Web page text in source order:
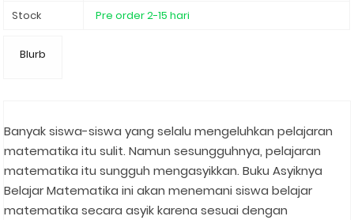
Stock
Pre order 2-15 hari
Blurb
Banyak siswa-siswa yang selalu mengeluhkan pelajaran
matematika itu sulit. Namun sesungguhnya, pelajaran
matematika itu sungguh mengasyikkan. Buku Asyiknya
Belajar Matematika ini akan menemani siswa belajar
matematika secara asyik karena sesuai dengan